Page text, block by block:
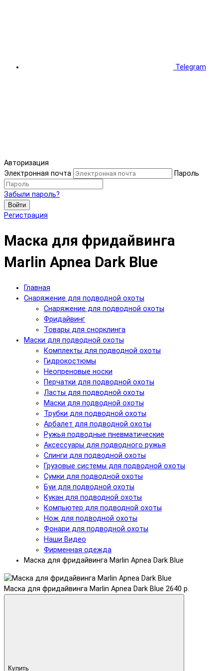
Telegram
Авторизация
Электронная почта
Пароль
Забыли пароль?
Войти
Регистрация
Маска для фридайвинга
Marlin Apnea Dark Blue
Главная
Снаряжение для подводной охоты
Снаряжение для подводной охоты
Фридайвинг
Товары для снорклинга
Маски для подводной охоты
Комплекты для подводной охоты
Гидрокостюмы
Неопреновые носки
Перчатки для подводной охоты
Ласты для подводной охоты
Маски для подводной охоты
Трубки для подводной охоты
Арбалет для подводной охоты
Ружья подводные пневматические
Аксессуары для подводного ружья
Слинги для подводной охоты
Грузовые системы для подводной охоты
Сумки для подводной охоты
Буи для подводной охоты
Кукан для подводной охоты
Компьютер для подводной охоты
Нож для подводной охоты
Фонари для подводной охоты
Наши Видео
Фирменная одежда
Маска для фридайвинга Marlin Apnea Dark Blue
Маска для фридайвинга Marlin Apnea Dark Blue 2640 р.
Купить